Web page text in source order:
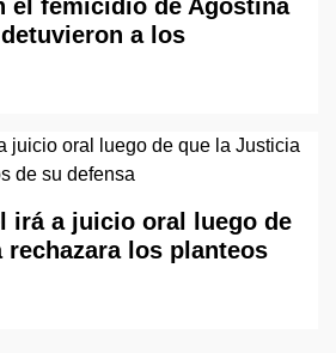
el femicidio de Agostina
a los
irá a juicio oral luego de
los planteos